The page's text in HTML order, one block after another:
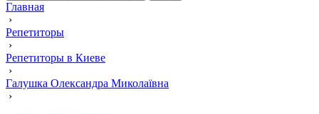
Главная
›
Репетиторы
›
Репетиторы в Киеве
›
Галушка Олександра Миколаївна
›